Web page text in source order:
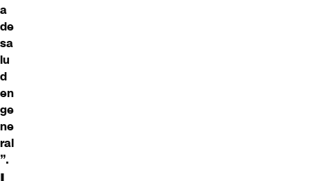
a
de
sa
lu
d
en
ge
ne
ral
”.